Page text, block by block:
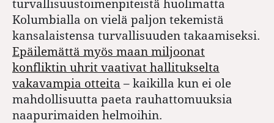
turvallisuustoimenpiteistä huolimatta
Kolumbialla on vielä paljon tekemistä
kansalaistensa turvallisuuden takaamiseksi.
Epäilemättä myös maan miljoonat
konfliktin uhrit vaativat hallitukselta
vakavampia otteita – kaikilla kun ei ole
mahdollisuutta paeta rauhattomuuksia
naapurimaiden helmoihin.